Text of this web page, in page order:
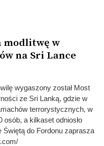
modlitwę w
na Sri Lance
wygaszony został Most
ze Sri Lanką, gdzie w
terrorystycznych, w
osób, a kilkaset odniosło
do Fordonu zaprasza